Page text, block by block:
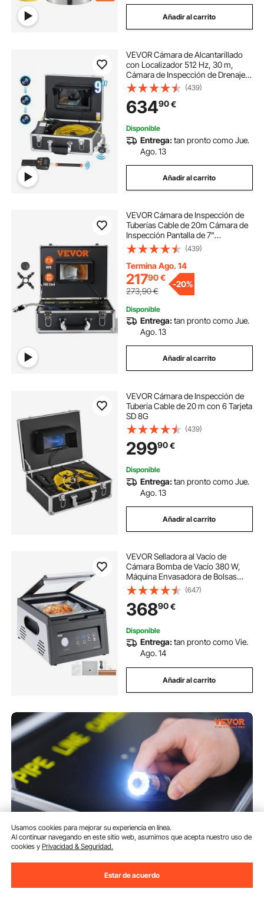
Añadir al carrito
VEVOR Cámara de Alcantarillado
con Localizador 512 Hz, 30 m,
Cámara de Inspección de Drenaje
con Nivelación Automática, Zoom
36X, 12 LED, Tarjeta 32 GB, para
Tuberías de Conductos, 320 x 390
x 155 mm
(439)
63490€
Disponible
Entrega:tan pronto como Jue.
Ago. 13
Añadir al carrito
VEVOR Cámara de Inspección de
Tuberías Cable de 20m Cámara de
Inspección Pantalla de 7"
Endoscopio con IP68 Impermeable
DVR 12 LED Tarjeta SD 16GB para
Tuberías Alcantarillado Hogar
Fontanería 1000TVL
(439)
Termina Ago. 14
21790€
273,90€
-20%
Disponible
Entrega:tan pronto como Jue.
Ago. 13
Añadir al carrito
VEVOR Cámara de Inspección de
Tubería Cable de 20 m con 6 Tarjeta
SD 8G
(439)
29990€
Disponible
Entrega:tan pronto como Jue.
Ago. 13
Añadir al carrito
VEVOR Selladora al Vacío de
Cámara Bomba de Vacío 380 W,
Máquina Envasadora de Bolsas
para Alimentos Frescos, Diseño
Compacto Longitud de Sellado de
29 cm, Ideal para Uso Profesional y
Doméstico
(647)
36890€
Disponible
Entrega:tan pronto como Vie.
Ago. 14
Añadir al carrito
Cámara de Inspección Pantalla
de 7" Endoscopio con IP68
Usamos cookies para mejorar su experiencia en línea.
Al continuar navegando en este sitio web, asumimos que acepta nuestro uso de
cookies yPrivacidad & Seguridad.
Estar de acuerdo